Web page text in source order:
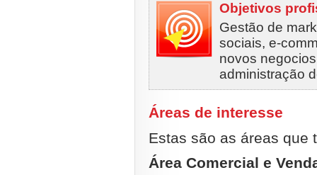
Objetivos
Gestão de
sociais, e-
novos
administração
Áreas de interesse
Estas são as áreas que
Área Comercial e